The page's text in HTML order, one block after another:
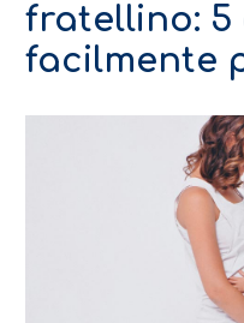
fratellino: 5
facilmente